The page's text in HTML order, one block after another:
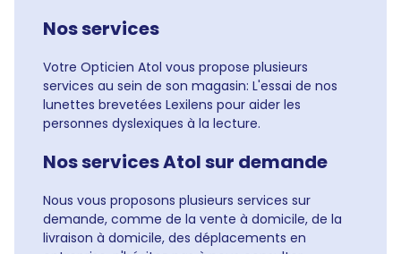
Nos services
Votre Opticien Atol vous propose plusieurs
services au sein de son magasin: L'essai de nos
lunettes brevetées Lexilens pour aider les
personnes dyslexiques à la lecture.
Nos services Atol sur demande
Nous vous proposons plusieurs services sur
demande, comme de la vente à domicile, de la
livraison à domicile, des déplacements en